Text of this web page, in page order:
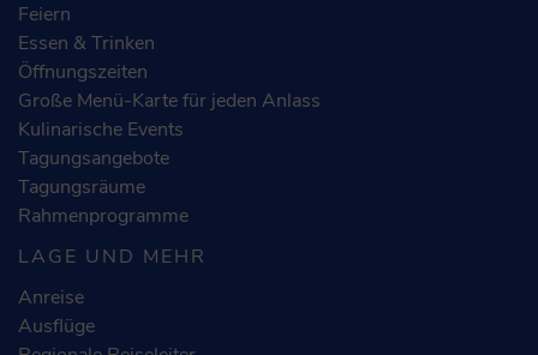
Feiern
Essen & Trinken
Öffnungszeiten
Große Menü-Karte für jeden Anlass
Kulinarische Events
Tagungsangebote
Tagungsräume
Rahmenprogramme
LAGE UND MEHR
Anreise
Ausflüge